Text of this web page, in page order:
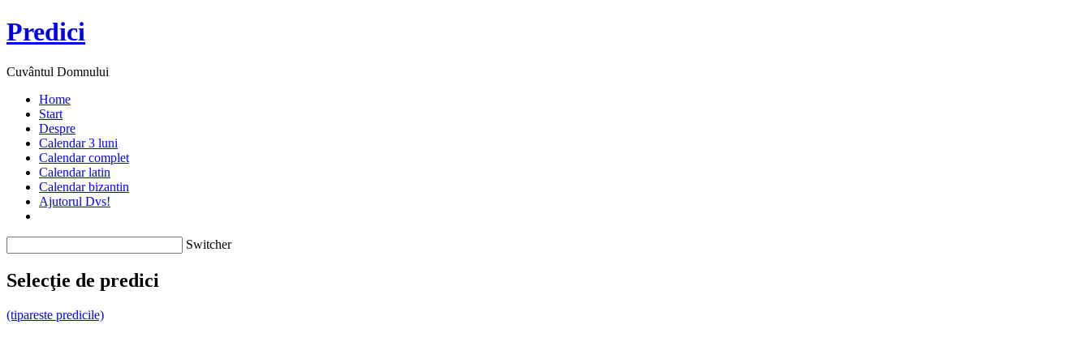
Predici
Cuvântul Domnului
Home
Start
Despre
Calendar 3 luni
Calendar complet
Calendar latin
Calendar bizantin
Ajutorul Dvs!
Switcher
Selecţie de predici
(tipareste predicile)